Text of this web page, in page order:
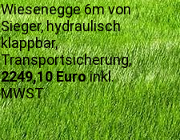
Wiesenegge 6m von
Sieger, hydraulisch
klappbar,
Transportsicherung,
2249,10 Euroinkl.
MWST